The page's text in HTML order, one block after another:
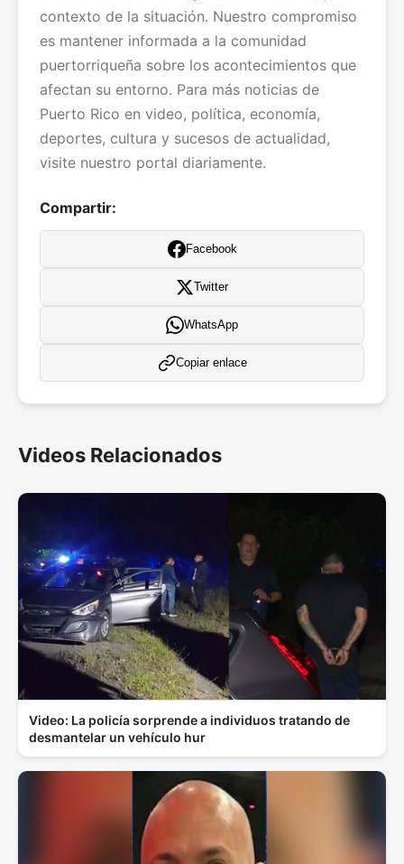
contexto de la situación. Nuestro compromiso
es mantener informada a la comunidad
puertorriqueña sobre los acontecimientos que
afectan su entorno. Para más noticias de
Puerto Rico en video, política, economía,
deportes, cultura y sucesos de actualidad,
visite nuestro portal diariamente.
Compartir:
Facebook
Twitter
WhatsApp
Copiar enlace
Videos Relacionados
Video: La policía sorprende a individuos tratando de
desmantelar un vehículo hur